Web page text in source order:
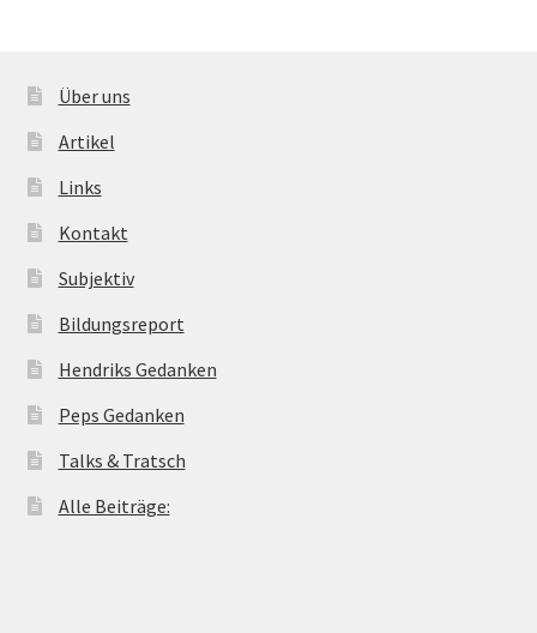
Über uns
Artikel
Links
Kontakt
Subjektiv
Bildungsreport
Hendriks Gedanken
Peps Gedanken
Talks & Tratsch
Alle Beiträge: